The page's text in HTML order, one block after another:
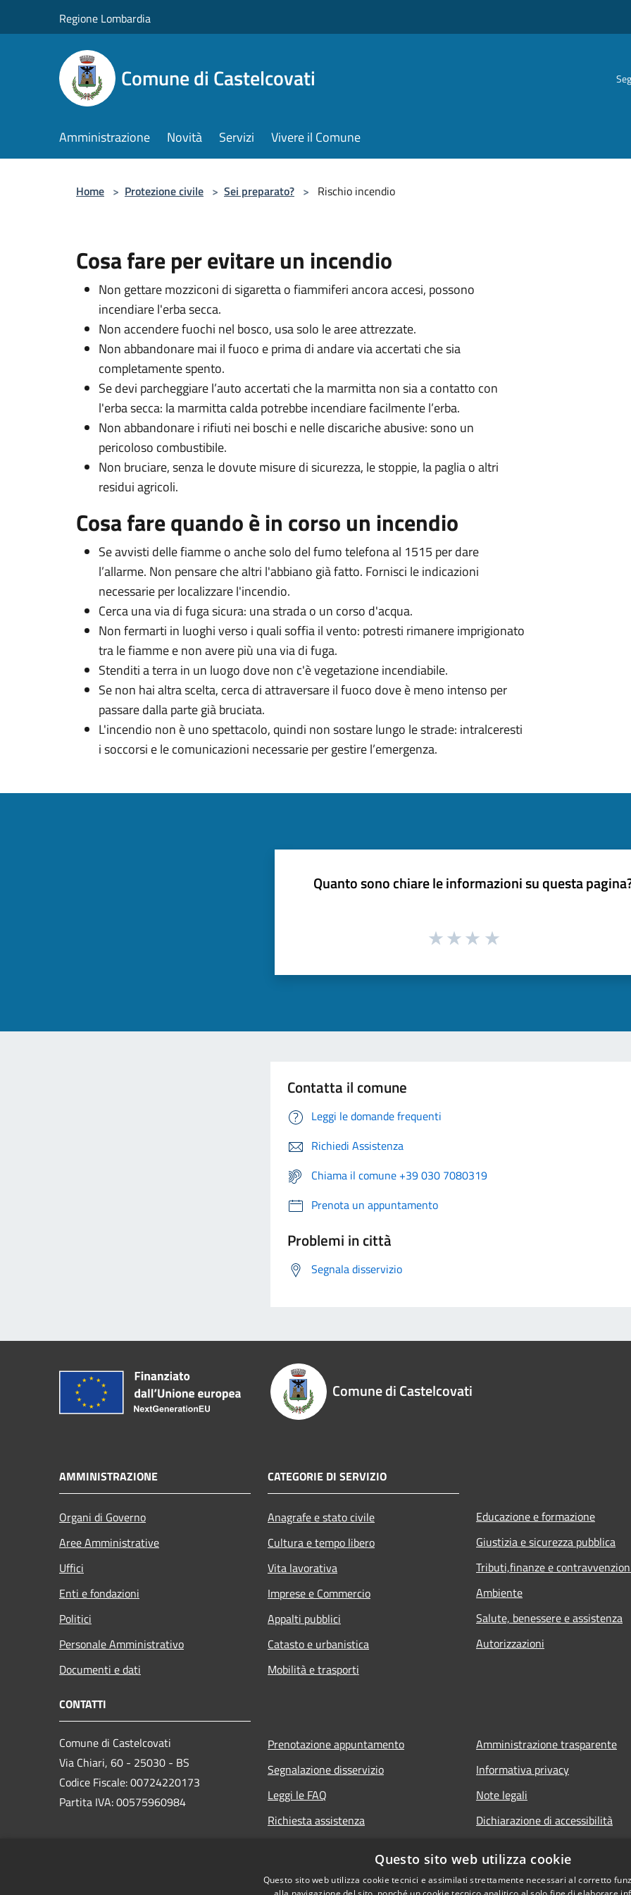
Regione Lombardia
Comune di Castelcovati
Amministrazione Novità Servizi Vivere il Comune
Home > Protezione civile > Sei preparato? > Rischio incendio
Cosa fare per evitare un incendio
Non gettare mozziconi di sigaretta o fiammiferi ancora accesi, possono
incendiare l'erba secca.
Non accendere fuochi nel bosco, usa solo le aree attrezzate.
Non abbandonare mai il fuoco e prima di andare via accertati che sia
completamente spento.
Se devi parcheggiare l’auto accertati che la marmitta non sia a contatto con
l'erba secca: la marmitta calda potrebbe incendiare facilmente l’erba.
Non abbandonare i rifiuti nei boschi e nelle discariche abusive: sono un
pericoloso combustibile.
Non bruciare, senza le dovute misure di sicurezza, le stoppie, la paglia o altri
residui agricoli.
Cosa fare quando è in corso un incendio
Se avvisti delle fiamme o anche solo del fumo telefona al 1515 per dare
l’allarme. Non pensare che altri l'abbiano già fatto. Fornisci le indicazioni
necessarie per localizzare l'incendio.
Cerca una via di fuga sicura: una strada o un corso d'acqua.
Non fermarti in luoghi verso i quali soffia il vento: potresti rimanere imprigionato
tra le fiamme e non avere più una via di fuga.
Stenditi a terra in un luogo dove non c'è vegetazione incendiabile.
Se non hai altra scelta, cerca di attraversare il fuoco dove è meno intenso per
passare dalla parte già bruciata.
L'incendio non è uno spettacolo, quindi non sostare lungo le strade: intralceresti
i soccorsi e le comunicazioni necessarie per gestire l’emergenza.
Quanto sono chiare le informazioni su questa
Contatta il comune
Leggi le domande frequenti
Richiedi Assistenza
Chiama il comune +39 030 7080319
Prenota un appuntamento
Problemi in città
Segnala disservizio
Comune di Castelcovati
AMMINISTRAZIONE
Organi di Governo
Aree Amministrative
Uffici
Enti e fondazioni
Politici
Personale Amministrativo
Documenti e dati
CATEGORIE DI SERVIZIO
Anagrafe e stato civile
Cultura e tempo libero
Vita lavorativa
Imprese e Commercio
Appalti pubblici
Catasto e urbanistica
Mobilità e trasporti
Educazione e formazione
Giustizia e sicurezza pubblica
Tributi,finanze e
Ambiente
Salute, benessere e assistenza
Autorizzazioni
CONTATTI
Comune di Castelcovati
Via Chiari, 60 - 25030 - BS
Codice Fiscale: 00724220173
Partita IVA: 00575960984
Prenotazione appuntamento
Segnalazione disservizio
Leggi le FAQ
Richiesta assistenza
Amministrazione trasparente
Informativa privacy
Note legali
Dichiarazione di accessibilità
Questo sito web utilizza cookie
Questo sito web utilizza cookie tecnici e assimilati strettamente necessari al corretto